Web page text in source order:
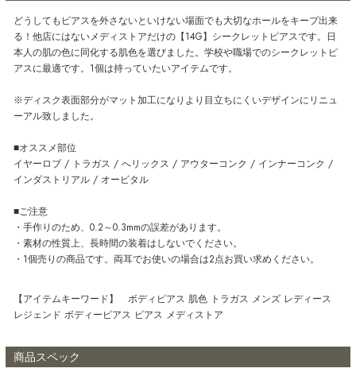
どうしてもピアスを外さないといけない場面でも大切なホールをキープ出来
る！他店にはないメディストアだけの【14G】シークレットピアスです。日
本人の肌の色に同化する肌色を選びました。学校や職場でのシークレットピ
アスに最適です。1個は持っていたいアイテムです。
※ディスク表面部分がマット加工になりより目立ちにくいデザインにリニュ
ーアル致しました。
■オススメ部位
イヤーロブ / トラガス / へリックス / アウターコンク / インナーコンク /
インダストリアル / オービタル
■ご注意
・手作りのため、0.2～0.3mmの誤差があります。
・素材の性質上、長時間の装着はしないでください。
・1個売りの商品です。両耳でお使いの場合は2点お買い求めください。
【アイテムキーワード】 ボディピアス 肌色 トラガス メンズ レディース
レジェンド ボディーピアス ピアス メディストア
商品スペック